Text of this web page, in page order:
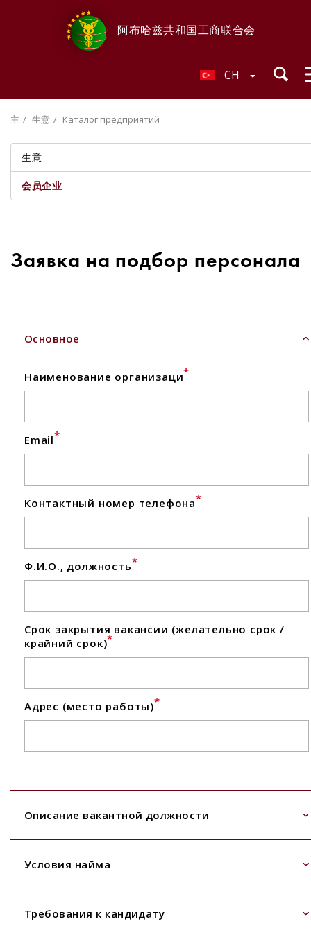
阿布哈兹共和国工商联合会
CH
主 生意 Каталог предприятий
生意
会员企业
Заявка на подбор персонала
Основное
Наименование организаци*
Email*
Контактный номер телефона*
Ф.И.О., должность*
Срок закрытия вакансии (желательно срок /
крайний срок)*
Адрес (место работы)*
Описание вакантной должности
Условия найма
Требования к кандидату